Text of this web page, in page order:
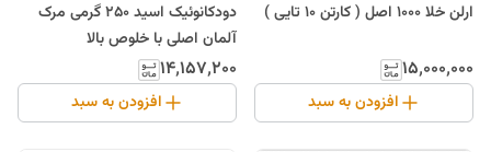
ارلن خلا 1000 اصل ( کارتن 10 تایی )
۱۵٬۰۰۰٬۰۰۰
افزودن به سبد
دودکانوئیک اسید 250 گرمی مرک
آلمان اصلی با خلوص بالا
۱۴٬۱۵۷٬۲۰۰
افزودن به سبد